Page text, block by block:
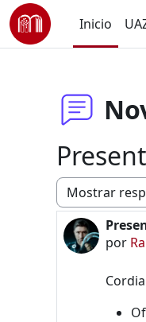
Saltar al contenido
Inicio
Modo de
por